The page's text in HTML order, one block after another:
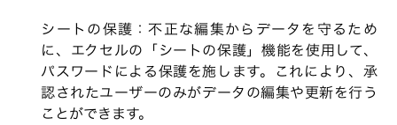
シートの保護：不正な編集からデータを守るため
に、エクセルの「シートの保護」機能を使用して、
パスワードによる保護を施します。これにより、承
認されたユーザーのみがデータの編集や更新を行う
ことができます。